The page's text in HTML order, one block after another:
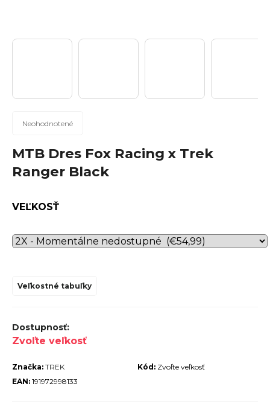
Priemerné
produktu
je
0,0
5
Neohodnotené
MTB Dres Fox Racing x Trek
Ranger Black
VEĽKOSŤ
Veľkostné tabuľky
Zvoľte veľkosť
Kód: Zvoľte veľkosť
Značka: TREK
EAN: 191972998133
?
Hľadať
d
p
a
e